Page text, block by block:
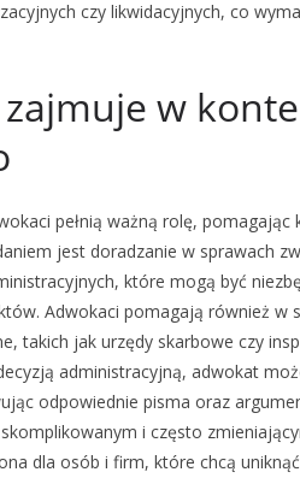
czy likwidacyjnych, co
w
pełnią ważną rolę,
jest doradzanie w sprawach
które mogą być
Adwokaci pomagają również w
takich jak urzędy skarbowe czy
administracyjną, adwokat
odpowiednie pisma oraz
i często
dla osób i firm, które chcą